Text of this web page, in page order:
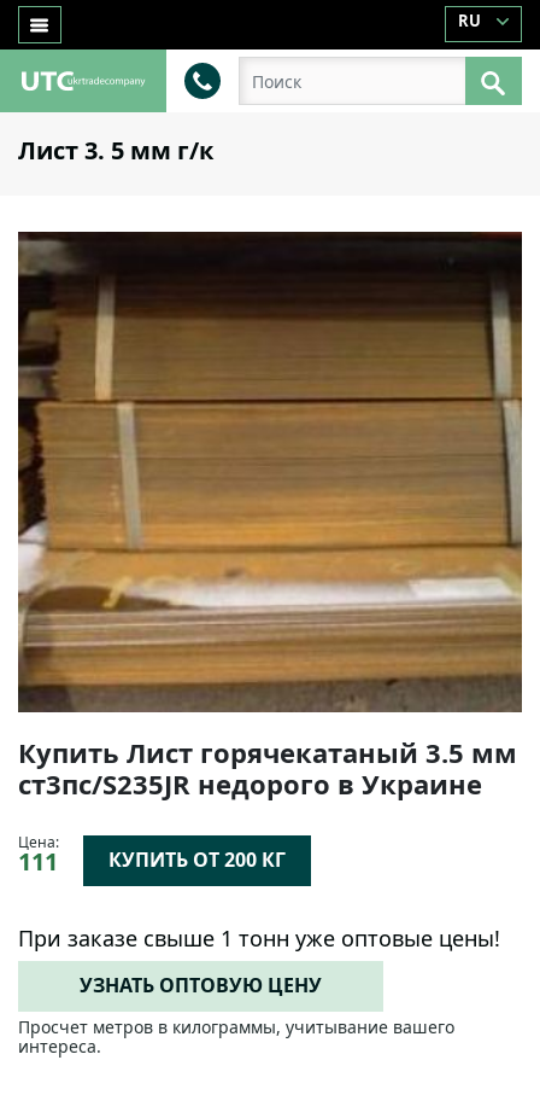
RU
Лист 3. 5 мм г/к
Купить Лист горячекатаный 3.5 мм
ст3пс/S235JR недорого в Украине
Цена:
111 КУПИТЬ ОТ 200 КГ
При заказе свыше 1 тонн уже оптовые цены!
УЗНАТЬ ОПТОВУЮ ЦЕНУ
Просчет метров в килограммы, учитывание вашего
интереса.